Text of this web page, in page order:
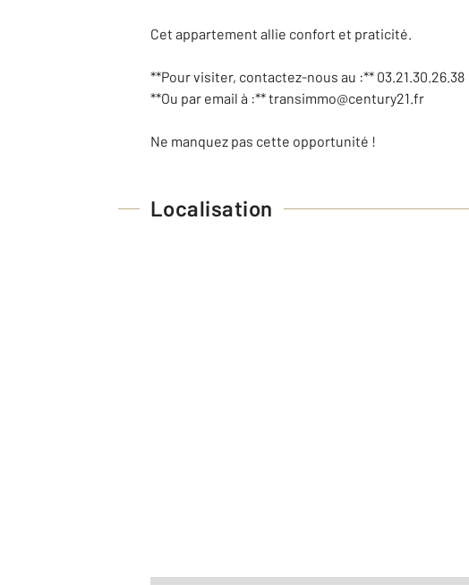
Cet appartement allie confort et praticité.
**Pour visiter, contactez-nous au :** 03.21.30.26.38
**Ou par email à :** transimmo@century21.fr
Ne manquez pas cette opportunité !
Localisation